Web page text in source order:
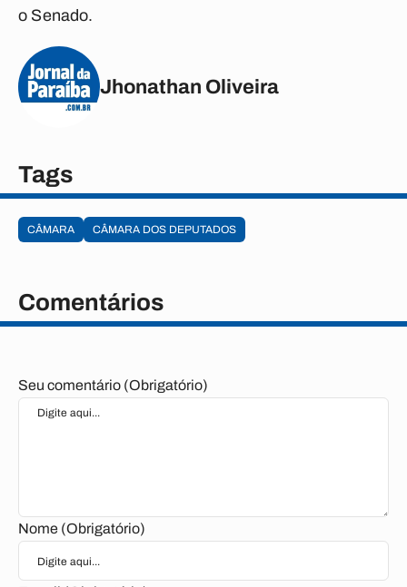
o Senado.
Jhonathan Oliveira
Tags
CÂMARA CÂMARA DOS DEPUTADOS
Comentários
Seu comentário (Obrigatório)
Nome (Obrigatório)